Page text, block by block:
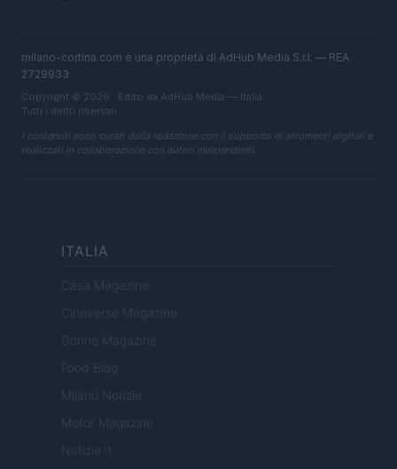
milano-cortina.com è una proprietà di AdHub Media S.r.l. — REA
2729933
Copyright © 2026 · Edito da AdHub Media — Italia
Tutti i diritti riservati
I contenuti sono curati dalla redazione con il supporto di strumenti digitali e
realizzati in collaborazione con autori indipendenti.
ITALIA
Casa Magazine
Cineverse Magazine
Donne Magazine
Food Blog
Milano Notizie
Motor Magazine
Notizie.it